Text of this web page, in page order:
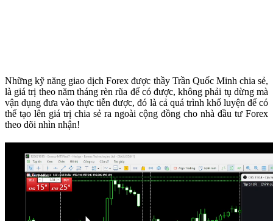
Những kỹ năng giao dịch Forex được thầy Trần Quốc Minh chia sẻ,
là giá trị theo năm tháng rèn rũa để có được, không phải tụ dừng mà
vận dụng đưa vào thực tiễn được, đó là cả quá trình khổ luyện để có
thể tạo lên giá trị chia sẻ ra ngoài cộng đồng cho nhà đầu tư Forex
theo dõi nhìn nhận!